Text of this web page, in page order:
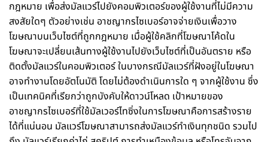
กฎหมาย เพื่อส่งมัลแวร์ไปยังคอมพิวเตอร์ของผู้ใช้งานที่ไม่มีความ
สงสัยใดๆ ตัวอย่างเช่น อาชญากรไซเบอร์อาจจ่ายเงินเพื่อวาง
โฆษณาบนเว็บไซต์ที่ถูกกฎหมาย เมื่อผู้ใช้คลิกที่โฆษณาโค้ดใน
โฆษณาจะเปลี่ยนเส้นทางผู้ใช้งานไปยังเว็บไซต์ที่เป็นอันตราย หรือ
ติดตั้งมัลแวร์ในคอมพิวเตอร์ ในบางกรณีมัลแวร์ที่ฝังอยู่ในโฆษณา
อาจทำงานโดยอัตโนมัติ โดยไม่ต้องดำเนินการใด ๆ จากผู้ใช้งาน ซึ่ง
เป็นเทคนิคที่เรียกว่าถูกบังคับให้ดาวน์โหลด เป้าหมายของ
อาชญากรไซเบอร์ที่ใช้มัลเวอร์ไทซิ่งในการโฆษณาคือการสร้างราย
ได้ที่แน่นอน มัลแวร์โฆษณาสามารถส่งมัลแวร์ทำเงินทุกชนิด รวมไป